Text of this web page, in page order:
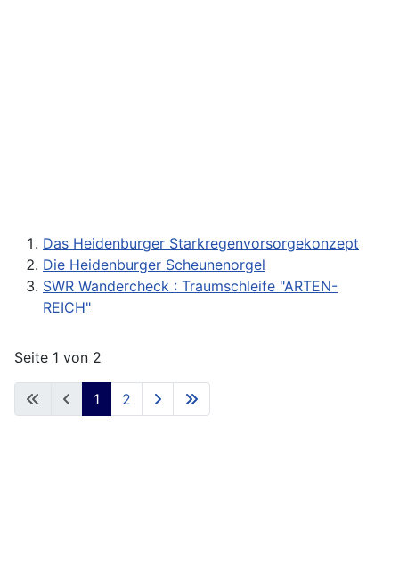
Das Heidenburger Starkregenvorsorgekonzept
Die Heidenburger Scheunenorgel
SWR Wandercheck : Traumschleife "ARTEN-
REICH"
Seite 1 von 2
1 2